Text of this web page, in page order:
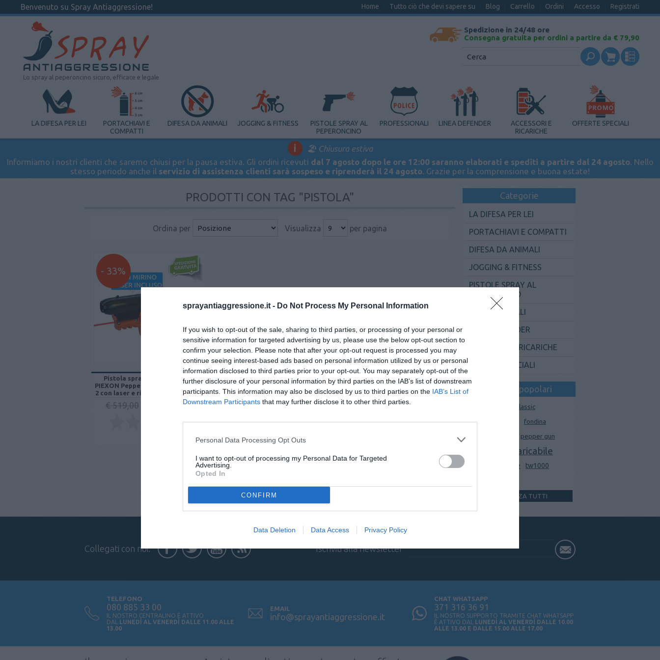
sprayantiaggressione.it - Do Not Process My Personal Information
If you wish to opt-out of the sale, sharing to third parties, or processing of your personal or
sensitive information for targeted advertising by us, please use the below opt-out section to
confirm your selection. Please note that after your opt-out request is processed you may
continue seeing interest-based ads based on personal information utilized by us or personal
information disclosed to third parties prior to your opt-out. You may separately opt-out of the
further disclosure of your personal information by third parties on the IAB’s list of downstream
participants. This information may also be disclosed by us to third parties on the IAB’s List of
Downstream Participants that may further disclose it to other third parties.
Personal Data Processing Opt Outs
I want to opt-out of processing my Personal Data for Targeted
Advertising.
Opted In
CONFIRM
Data Deletion Data Access Privacy Policy
Benvenuto su Spray Antiaggressione! Accesso Registrati
Home Tutto ciò che devi sapere su Blog Carrello Ordini
Lo spray al peperoncino sicuro, efficace e legale
Spedizione in 24/48 ore
Consegna gratuita per ordini a partire da € 79,90
LA DIFESA PER LEI
PORTACHIAVI E
COMPATTI
DIFESA DA ANIMALI JOGGING & FITNESS
PISTOLE SPRAY AL
PEPERONCINO
PROFESSIONALI LINEA DEFENDER
ACCESSORI E
RICARICHE
OFFERTE SPECIALI
i
🏖️ Chiusura estiva
Informiamo i nostri clienti che saremo chiusi per la pausa estiva. Gli ordini ricevuti dal 7 agosto dopo le ore 12:00 saranno elaborati e spediti a partire dal 24 agosto. Nello
stesso periodo anche il servizio di assistenza clienti sarà sospeso e riprenderà il 24 agosto. Grazie per la comprensione e buona estate!
PRODOTTI CON TAG "PISTOLA"
Ordina per Visualizza per pagina
- 33%
Pistola spray al peperoncino
PIEXON Pepper Gun JPX Protector
2 con laser e ricarica OC da 2 colpi
€ 519,00 € 348,00
Categorie
LA DIFESA PER LEI
PORTACHIAVI E COMPATTI
DIFESA DA ANIMALI
JOGGING & FITNESS
PISTOLE SPRAY AL
PEPERONCINO
PROFESSIONALI
LINEA DEFENDER
ACCESSORI E RICARICHE
OFFERTE SPECIALI
I tag più popolari
classic
conico
fondina
pepper gun
ricaricabile
sabre
tw1000
VISUALIZZA TUTTI
Collegati con noi: Iscriviti alla newsletter
TELEFONO
080 885 33 00
IL NOSTRO CENTRALINO È ATTIVO
DAL LUNEDÌ AL VENERDÌ DALLE 11.00 ALLE
13.00
EMAIL
info@sprayantiaggressione.it
CHAT WHATSAPP
371 316 36 91
IL NOSTRO SUPPORTO TRAMITE CHAT WHATSAPP
È ATTIVO DAL
LUNEDÌ AL VENERDÌ DALLE 10.00
ALLE 13.00 E DALLE 15.00 ALLE 17.00